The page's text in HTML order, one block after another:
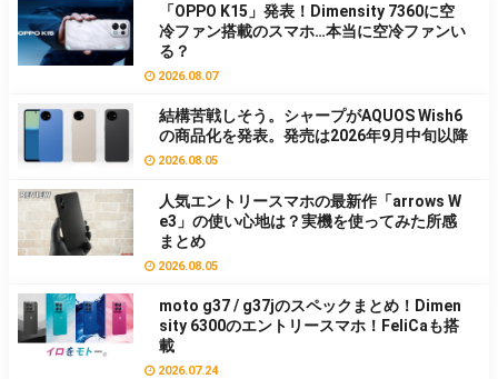
「OPPO K15」発表！Dimensity 7360に空
冷ファン搭載のスマホ…本当に空冷ファンい
る？
2026.08.07
結構苦戦しそう。シャープがAQUOS Wish6
の商品化を発表。発売は2026年9月中旬以降
2026.08.05
人気エントリースマホの最新作「arrows W
e3」の使い心地は？実機を使ってみた所感
まとめ
2026.08.05
moto g37 / g37jのスペックまとめ！Dimen
sity 6300のエントリースマホ！FeliCaも搭
載
2026.07.24